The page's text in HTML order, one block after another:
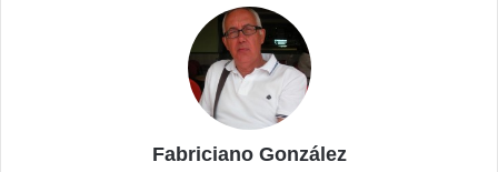
Fabriciano González